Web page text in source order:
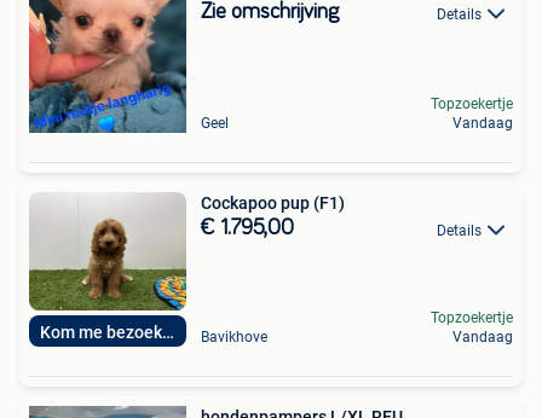
Zie omschrijving Details
Geel
Topzoekertje
Vandaag
Kom me bezoeken
Cockapoo pup (F1)
€ 1.795,00 Details
Bavikhove
Topzoekertje
Vandaag